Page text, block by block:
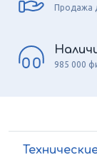
Продажа
985 000